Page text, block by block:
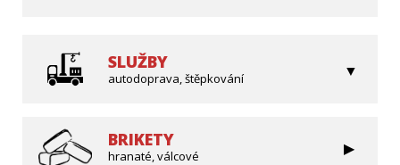
SLUŽBY
autodoprava, štěpkování
BRIKETY
hranaté, válcové